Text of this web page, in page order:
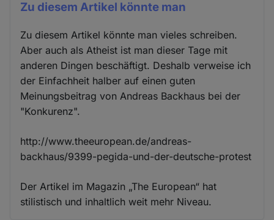
Zu diesem Artikel könnte man
Zu diesem Artikel könnte man vieles schreiben.
Aber auch als Atheist ist man dieser Tage mit
anderen Dingen beschäftigt. Deshalb verweise ich
der Einfachheit halber auf einen guten
Meinungsbeitrag von Andreas Backhaus bei der
"Konkurenz".
http://www.theeuropean.de/andreas-
backhaus/9399-pegida-und-der-deutsche-protest
Der Artikel im Magazin „The European“ hat
stilistisch und inhaltlich weit mehr Niveau.